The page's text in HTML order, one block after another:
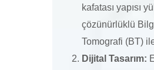
kafatası yapısı
çözünürlüklü
Tomografi (BT)
Dijital Tasarım: